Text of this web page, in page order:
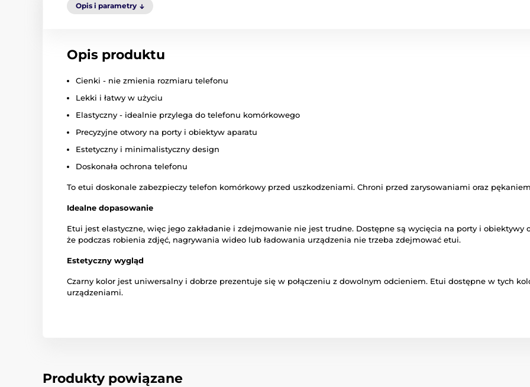
Opis i parametry
Opis produktu
Cienki - nie zmienia rozmiaru telefonu
Lekki i łatwy w użyciu
Elastyczny - idealnie przylega do telefonu komórkowego
Precyzyjne otwory na porty i obiektyw aparatu
Estetyczny i minimalistyczny design
Doskonała ochrona telefonu
To etui doskonale zabezpieczy telefon komórkowy przed uszkodzeniami. Chroni przed zarysowaniami oraz
Idealne dopasowanie
Etui jest elastyczne, więc jego zakładanie i zdejmowanie nie jest trudne. Dostępne są wycięcia na porty i obiektywy
że podczas robienia zdjęć, nagrywania wideo lub ładowania urządzenia nie trzeba zdejmować etui.
Estetyczny wygląd
Czarny kolor jest uniwersalny i dobrze prezentuje się w połączeniu z dowolnym odcieniem. Etui dostępne w tych
urządzeniami.
Produkty powiązane